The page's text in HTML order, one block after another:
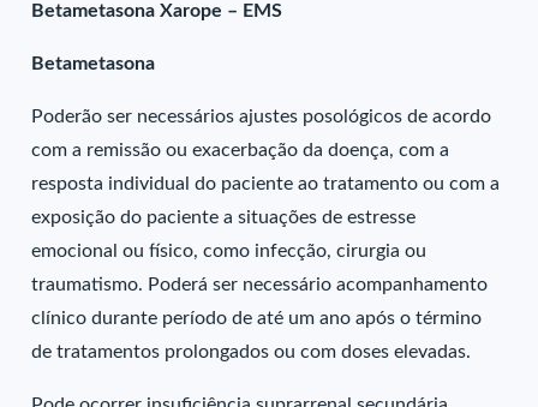
Betametasona Xarope – EMS
Betametasona
Poderão ser necessários ajustes posológicos de acordo
com a remissão ou exacerbação da doença, com a
resposta individual do paciente ao tratamento ou com a
exposição do paciente a situações de estresse
emocional ou físico, como infecção, cirurgia ou
traumatismo. Poderá ser necessário acompanhamento
clínico durante período de até um ano após o término
de tratamentos prolongados ou com doses elevadas.